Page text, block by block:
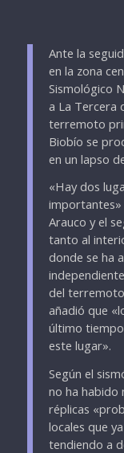
Ante la
en la zona
Sismológico
a La Tercera
terremoto
Biobío se
en un lapso
«Hay dos
importantes»
Arauco y el
tanto al
donde se ha
del
añadió que
último
este lugar».
Según el
no ha habido
réplicas
locales que
tendiendo a